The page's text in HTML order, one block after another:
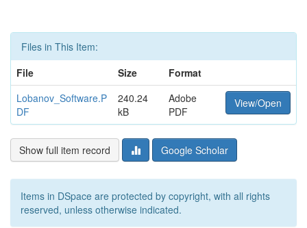
Files in This Item:
File
Size
Format
Lobanov_Software.P
DF
240.24
kB
Adobe
PDF
View/Open
Show full item record Google Scholar
Items in DSpace are protected by copyright, with all rights
reserved, unless otherwise indicated.